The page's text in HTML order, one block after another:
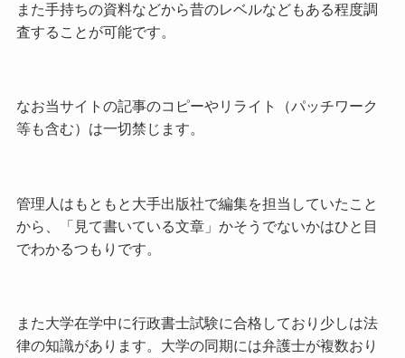
また手持ちの資料などから昔のレベルなどもある程度調
査することが可能です。
なお当サイトの記事のコピーやリライト（パッチワーク
等も含む）は一切禁じます。
管理人はもともと大手出版社で編集を担当していたこと
から、「見て書いている文章」かそうでないかはひと目
でわかるつもりです。
また大学在学中に行政書士試験に合格しており少しは法
律の知識があります。大学の同期には弁護士が複数おり